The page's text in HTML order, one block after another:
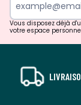
Vous disposez déjà
votre espace